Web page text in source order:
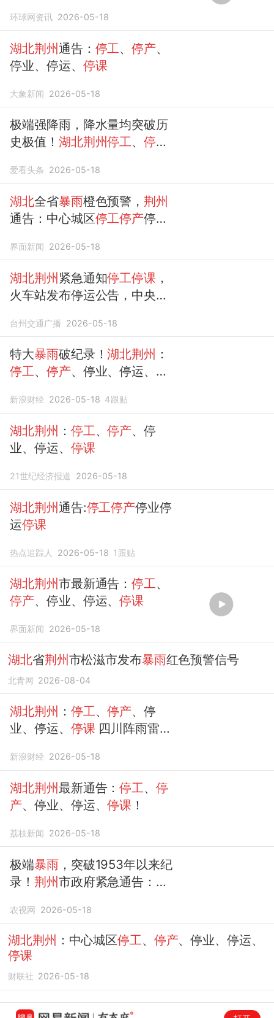
险、非必要不外出
环球网资讯 2026-05-18
湖北荆州通告： 停工、停产、
停业、停运、 停课
大象新闻 2026-05-18
极端强降雨，降水量均突破历
史极值！ 湖北荆州停工、停
爱看头条 2026-05-18
湖北全省暴雨橙色预警，荆州
通告：中心城区停工停产停业
界面新闻 2026-05-18
湖北荆州紧急通知停工停课，
火车站发布停运公告，中央气
台州交通广播 2026-05-18
特大暴雨破纪录！湖北荆州 ：
停工、停产、停业、停运、 停
新浪财经 2026-05-18 4跟贴
湖北荆州 ： 停工、停产、停
业、停运、 停课
21世纪经济报道 2026-05-18
湖北荆州通告:停工停产停业停
运停课
热点追踪人 2026-05-18 1 跟贴
湖北荆州市最新通告：停工、
停产、停业、停运、停课
界面新闻 2026-05-18
湖北省荆州市松滋市发布暴雨红色预警信号
北青网 2026-08-04
湖北荆州 ： 停工、停产、停
业、停运、 停课四川阵雨雷雨
新浪财经 2026-05-18
湖北荆州最新通告：停工、 停
产、停业、停运、停课 ！
荔枝新闻 2026-05-18
极端暴雨，突破1953年以来纪
录！荆州市政府紧急通告： 停
农视网 2026-05-18
湖北荆州 ：中心城区停工、 停产、停业、停运、
停课
财联社 2026-05-18